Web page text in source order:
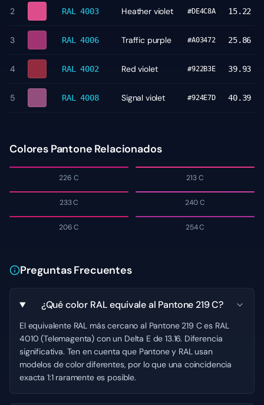
2 RAL 4003 Heather violet #DE4C8A 15.22
3 RAL 4006 Traffic purple #A03472 25.86
4 RAL 4002 Red violet #922B3E 39.93
5 RAL 4008 Signal violet #924E7D 40.39
Colores Pantone Relacionados
226 C 213 C
233 C 240 C
206 C 254 C
Preguntas Frecuentes
¿Qué color RAL equivale al Pantone 219 C?
El equivalente RAL más cercano al Pantone 219 C es RAL
4010 (Telemagenta) con un Delta E de 13.16. Diferencia
significativa. Ten en cuenta que Pantone y RAL usan
modelos de color diferentes, por lo que una coincidencia
exacta 1:1 raramente es posible.